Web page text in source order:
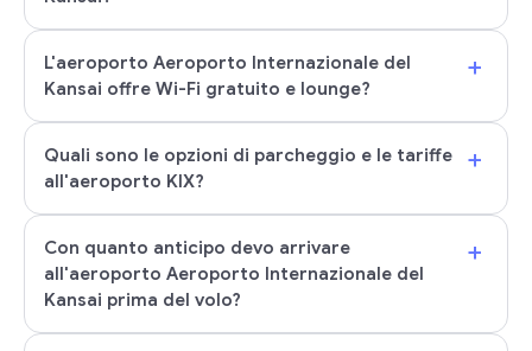
L'aeroporto Aeroporto Internazionale del
Kansai offre Wi-Fi gratuito e lounge?
+
Quali sono le opzioni di parcheggio e le tariffe
all'aeroporto KIX?
+
Con quanto anticipo devo arrivare
all'aeroporto Aeroporto Internazionale del
Kansai prima del volo?
+